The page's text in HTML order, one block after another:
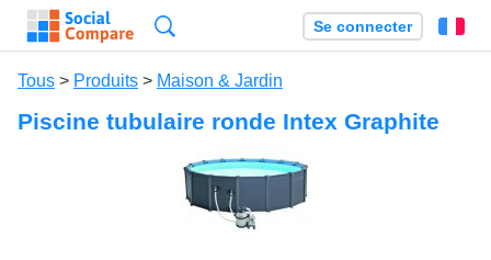
Se connecter
Tous > Produits > Maison & Jardin
Piscine tubulaire ronde Intex Graphite